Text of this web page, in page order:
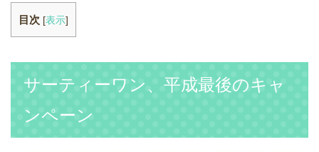
目次 [表示]
サーティーワン、平成最後のキャ
ンペーン